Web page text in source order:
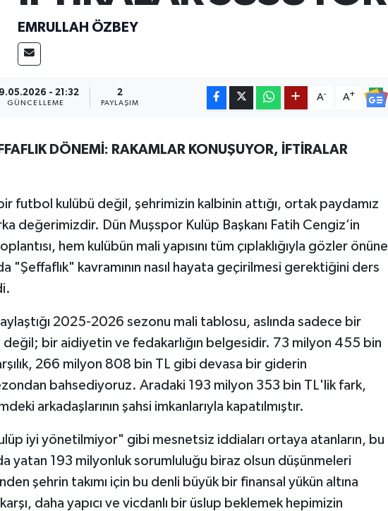
EMRULLAH ÖZBEY
- 21:32
GÜNCELLEME
2
PAYLAŞIM
A- A+
DÖNEMİ: RAKAMLAR KONUŞUYOR, İFTİRALAR
futbol kulübü değil, şehrimizin kalbinin attığı, ortak paydamız
değerimizdir. Dün Muşspor Kulüp Başkanı Fatih Cengiz’in
hem kulübün mali yapısını tüm çıplaklığıyla gözler önüne
"Şeffaflık" kavramının nasıl hayata geçirilmesi gerektiğini ders
2025-2026 sezonu mali tablosu, aslında sadece bir
bir aidiyetin ve fedakarlığın belgesidir. 73 milyon 455 bin
266 milyon 808 bin TL gibi devasa bir giderin
bahsediyoruz. Aradaki 193 milyon 353 bin TL'lik fark,
arkadaşlarının şahsi imkanlarıyla kapatılmıştır.
iyi yönetilmiyor" gibi mesnetsiz iddiaları ortaya atanların, bu
yatan 193 milyonluk sorumluluğu biraz olsun düşünmeleri
şehrin takımı için bu denli büyük bir finansal yükün altına
daha yapıcı ve vicdanlı bir üslup beklemek hepimizin